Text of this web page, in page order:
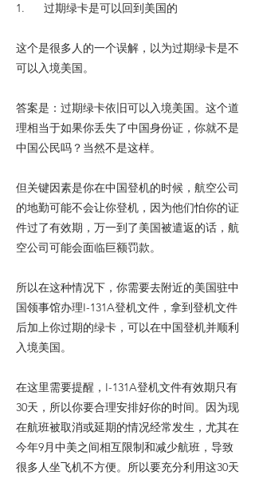
1. 过期绿卡是可以回到美国的
这个是很多人的一个误解，以为过期绿卡是不
可以入境美国。
答案是：过期绿卡依旧可以入境美国。这个道
理相当于如果你丢失了中国身份证，你就不是
中国公民吗？当然不是这样。
但关键因素是你在中国登机的时候，航空公司
的地勤可能不会让你登机，因为他们怕你的证
件过了有效期，万一到了美国被遣返的话，航
空公司可能会面临巨额罚款。
所以在这种情况下，你需要去附近的美国驻中
国领事馆办理I-131A登机文件，拿到登机文件
后加上你过期的绿卡，可以在中国登机并顺利
入境美国。
在这里需要提醒，I-131A登机文件有效期只有
30天，所以你要合理安排好你的时间。因为现
在航班被取消或延期的情况经常发生，尤其在
今年9月中美之间相互限制和减少航班，导致
很多人坐飞机不方便。所以要充分利用这30天